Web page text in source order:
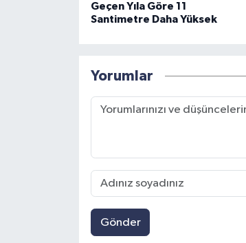
Geçen Yıla Göre 11
Santimetre Daha Yüksek
Yorumlar
Gönder